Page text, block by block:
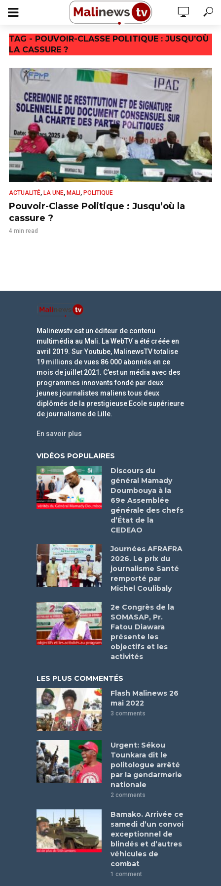
TAG - POUVOIR-CLASSE POLITIQUE : JUSQU’OÙ
LA CASSURE ?
ACTUALITÉ, LA UNE, MALI , POLITIQUE
Pouvoir-Classe Politique : Jusqu’où la
cassure ?
4 min read
Malinewstv est un éditeur de contenu
multimédia au Mali. La WebTV a été créée en
avril 2019. Sur Youtube, MalinewsTV totalise
19 millions de vues 86 000 abonnés en ce
mois de juillet 2021. C’est un média avec des
programmes innovants fondé par deux
jeunes journalistes maliens tous deux
diplômés de la prestigieuse Ecole supérieure
de journalisme de Lille.
En savoir plus
VIDÉOS POPULAIRES
Discours du
général Mamady
Doumbouya à la
69e Assemblée
générale des chefs
d’État de la
CEDEAO
Journées AFRAFRA
2026. Le prix du
journalisme Santé
remporté par
Michel Coulibaly
2e Congrès de la
SOMASAP, Pr.
Fatou Diawara
présente les
objectifs et les
activités
LES PLUS COMMENTÉS
Flash Malinews 26
mai 2022
3 comments
Urgent: Sékou
Tounkara dit le
politologue arrêté
par la gendarmerie
nationale
2 comments
Bamako. Arrivée ce
samedi d’un convoi
exceptionnel de
blindés et d’autres
véhicules de
combat
1 comment